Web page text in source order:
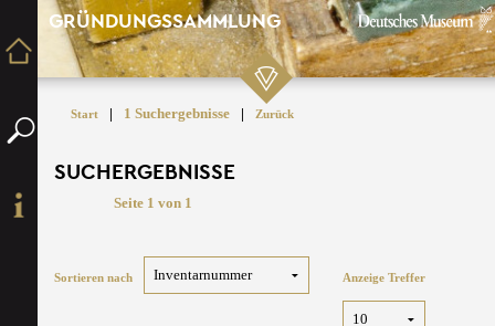
GRÜNDUNGSSAMMLUNG
Start | 1 Suchergebnisse | Zurück
SUCHERGEBNISSE
Seite 1 von 1
Sortieren nach Anzeige Treffer